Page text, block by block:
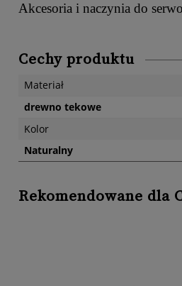
Akcesoria i naczynia do
Cechy produktu
Materiał
drewno tekowe
Kolor
Naturalny
Rekomendowane dla